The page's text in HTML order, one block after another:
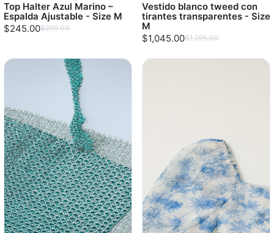
Top Halter Azul Marino –
Espalda Ajustable - Size M
$245.00$299.00
Vestido blanco tweed con
tirantes transparentes - Size
M
$1,045.00$1,295.00